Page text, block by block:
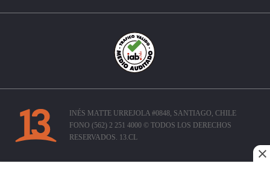
INÉS MATTE URREJOLA #0848, SANTIAGO, CHILE
FONO (562) 2 251 4000 © TODOS LOS DERECHOS
RESERVADOS. 13.CL